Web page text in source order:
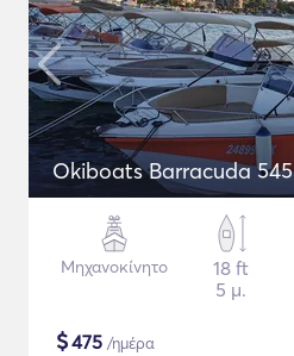
Okiboats Barracuda 545
Μηχανοκίνητο
18 ft
5 μ.
$475 /ημέρα